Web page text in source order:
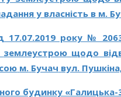
у власність в м.
17.07.2019 року №
землеустрою щодо
м. Бучач вул.
будинку «Галицька-